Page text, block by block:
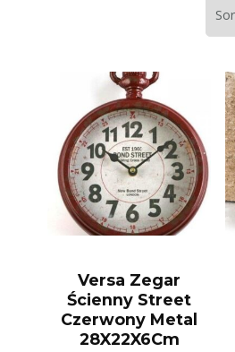
Versa Zegar
Ścienny Street
Czerwony Metal
28X22X6Cm